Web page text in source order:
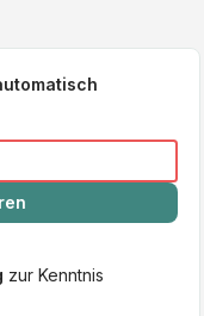
zur Kenntnis